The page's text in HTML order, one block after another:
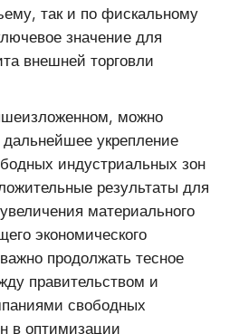
так и по фискальному
значение для
внешней торговли
можно
укрепление
индустриальных зон
результаты для
материального
экономического
продолжать тесное
правительством и
свободных
в оптимизации